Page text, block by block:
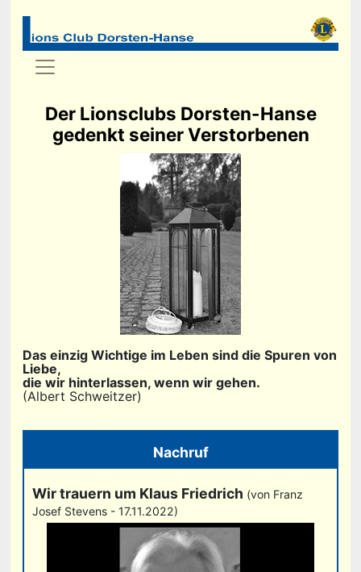
Der Lionsclubs Dorsten-Hanse
gedenkt seiner Verstorbenen
Das einzig Wichtige im Leben sind die Spuren von
Liebe,
die wir hinterlassen, wenn wir gehen.
(Albert Schweitzer)
Nachruf
Wir trauern um Klaus Friedrich (von Franz
Josef Stevens - 17.11.2022)